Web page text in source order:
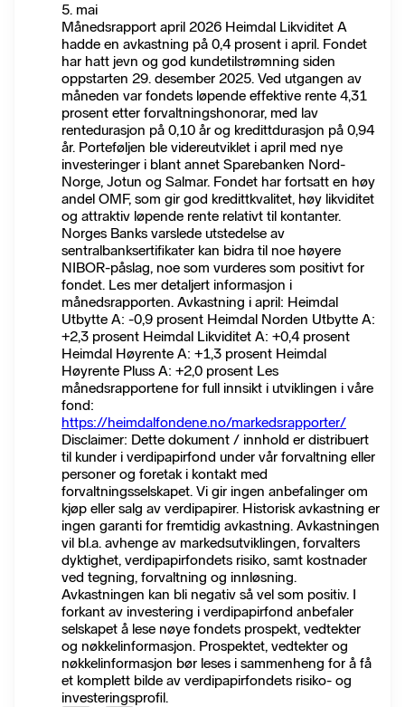
5. mai
Månedsrapport april 2026 Heimdal Likviditet A
hadde en avkastning på 0,4 prosent i april. Fondet
har hatt jevn og god kundetilstrømning siden
oppstarten 29. desember 2025. Ved utgangen av
måneden var fondets løpende effektive rente 4,31
prosent etter forvaltningshonorar, med lav
rentedurasjon på 0,10 år og kredittdurasjon på 0,94
år. Porteføljen ble videreutviklet i april med nye
investeringer i blant annet Sparebanken Nord-
Norge, Jotun og Salmar. Fondet har fortsatt en høy
andel OMF, som gir god kredittkvalitet, høy likviditet
og attraktiv løpende rente relativt til kontanter.
Norges Banks varslede utstedelse av
sentralbanksertifikater kan bidra til noe høyere
NIBOR-påslag, noe som vurderes som positivt for
fondet. Les mer detaljert informasjon i
månedsrapporten. Avkastning i april: Heimdal
Utbytte A: -0,9 prosent Heimdal Norden Utbytte A:
+2,3 prosent Heimdal Likviditet A: +0,4 prosent
Heimdal Høyrente A: +1,3 prosent Heimdal
Høyrente Pluss A: +2,0 prosent Les
månedsrapportene for full innsikt i utviklingen i våre
fond:
https://heimdalfondene.no/markedsrapporter/
Disclaimer: Dette dokument / innhold er distribuert
til kunder i verdipapirfond under vår forvaltning eller
personer og foretak i kontakt med
forvaltningsselskapet. Vi gir ingen anbefalinger om
kjøp eller salg av verdipapirer. Historisk avkastning er
ingen garanti for fremtidig avkastning. Avkastningen
vil bl.a. avhenge av markedsutviklingen, forvalters
dyktighet, verdipapirfondets risiko, samt kostnader
ved tegning, forvaltning og innløsning.
Avkastningen kan bli negativ så vel som positiv. I
forkant av investering i verdipapirfond anbefaler
selskapet å lese nøye fondets prospekt, vedtekter
og nøkkelinformasjon. Prospektet, vedtekter og
nøkkelinformasjon bør leses i sammenheng for å få
et komplett bilde av verdipapirfondets risiko- og
investeringsprofil.